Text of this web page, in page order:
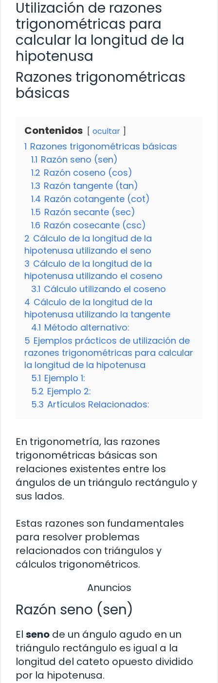
Utilización de razones
trigonométricas para
calcular la longitud de la
hipotenusa
Razones trigonométricas
básicas
Contenidos ocultar
1 Razones trigonométricas básicas
1.1 Razón seno (sen)
1.2 Razón coseno (cos)
1.3 Razón tangente (tan)
1.4 Razón cotangente (cot)
1.5 Razón secante (sec)
1.6 Razón cosecante (csc)
2 Cálculo de la longitud de la
hipotenusa utilizando el seno
3 Cálculo de la longitud de la
hipotenusa utilizando el coseno
3.1 Cálculo utilizando el coseno
4 Cálculo de la longitud de la
hipotenusa utilizando la tangente
4.1 Método alternativo:
5 Ejemplos prácticos de utilización de
razones trigonométricas para calcular
la longitud de la hipotenusa
5.1 Ejemplo 1:
5.2 Ejemplo 2:
5.3 Artículos Relacionados:
En trigonometría, las razones
trigonométricas básicas son
relaciones existentes entre los
ángulos de un triángulo rectángulo y
sus lados.
Estas razones son fundamentales
para resolver problemas
relacionados con triángulos y
cálculos trigonométricos.
Anuncios
Razón seno (sen)
El seno de un ángulo agudo en un
triángulo rectángulo es igual a la
longitud del cateto opuesto dividido
por la hipotenusa.